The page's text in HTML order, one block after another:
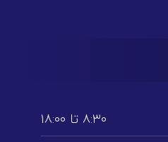
۸:۳۰ تا ۱۸:۰۰